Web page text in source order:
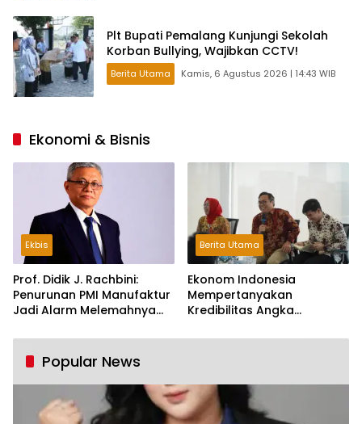
Plt Bupati Pemalang Kunjungi Sekolah
Korban Bullying, Wajibkan CCTV!
Berita Utama Kamis, 6 Agustus 2026 | 14:43 WIB
Ekonomi & Bisnis
Ekbis
Prof. Didik J. Rachbini:
Penurunan PMI Manufaktur
Jadi Alarm Melemahnya
Berita Utama
Ekonom Indonesia
Mempertanyakan
Kredibilitas Angka
Tumbuh Tapi Rapuh
Popular News